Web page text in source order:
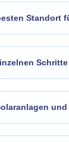
Standort